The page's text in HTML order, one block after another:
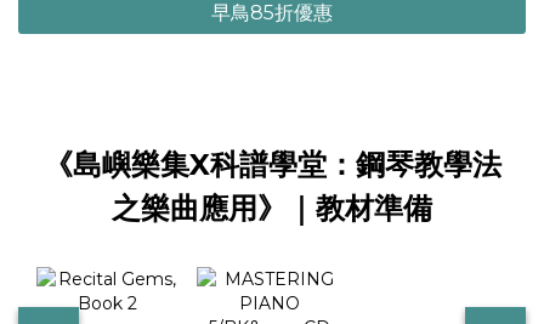
早鳥85折優惠
《島嶼樂集X科譜學堂：鋼琴教學法
之樂曲應用》｜教材準備